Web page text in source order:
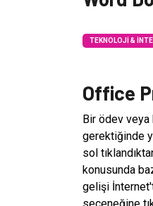
TEKNOLOJI &
Office
Bir ödev veya
gerektiğinde
sol
konusunda
gelişi
seçeneğine